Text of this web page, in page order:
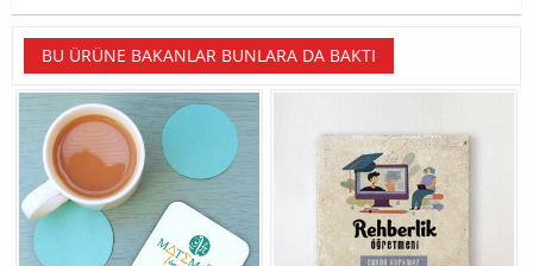
BU ÜRÜNE BAKANLAR BUNLARA DA BAKTI